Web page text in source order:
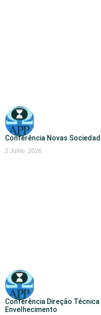
Conferência Novas
2 Julho, 2026
Conferência Direção
Envelhecimento